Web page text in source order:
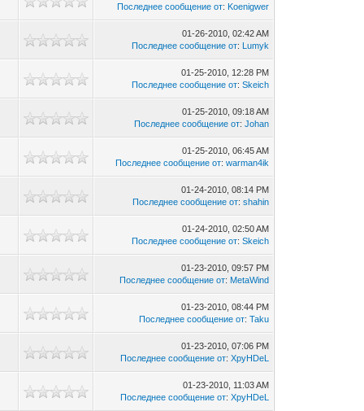
Последнее сообщение от: Koenigwer
01-26-2010, 02:42 AM
Последнее сообщение от: Lumyk
01-25-2010, 12:28 PM
Последнее сообщение от:Skeich
01-25-2010, 09:18 AM
Последнее сообщение от:Johan
01-25-2010, 06:45 AM
Последнее сообщение от:warman4ik
01-24-2010, 08:14 PM
Последнее сообщение от:shahin
01-24-2010, 02:50 AM
Последнее сообщение от:Skeich
01-23-2010, 09:57 PM
Последнее сообщение от: MetaWind
01-23-2010, 08:44 PM
Последнее сообщение от:Taku
01-23-2010, 07:06 PM
Последнее сообщение от:XpyHDeL
01-23-2010, 11:03 AM
Последнее сообщение от:XpyHDeL